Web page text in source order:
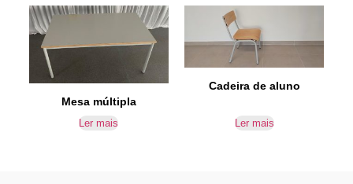
Mesa múltipla
Ler mais
Cadeira de aluno
Ler mais